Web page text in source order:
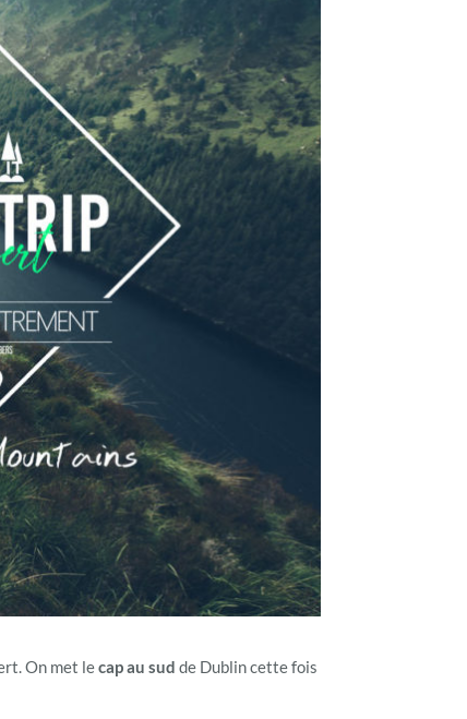
On met lecap au sud de Dublin cette fois